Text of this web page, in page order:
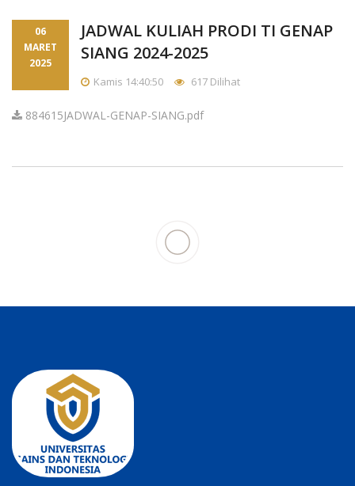
06
MARET
2025
JADWAL KULIAH PRODI TI GENAP
SIANG 2024-2025
Kamis 14:40:50 617 Dilihat
884615JADWAL-GENAP-SIANG.pdf